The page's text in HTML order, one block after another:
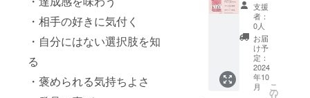
・相手の好きに気付く
・自分にはない選択肢を知
る
・褒められる気持ちよさ
ポンと
軽く叩
くよう
に押さ
えて拭
き取っ
てくだ
さい。
す。
（※）シ
ステム
利用料
支援金
額が1万
円未満
の場
合：228
-----------
-----------
・※支援
者の方
から支
援時
に、別
途ご協
力費
別途ご
協力費
（7％＋
税）を
いただ
いてお
りま
す。 ・
なお、1
配布
先） ・
協賛く
ださる
企業・
団体様
・コン
クール
出展者
自由に
指定し
ていた
だけま
期間：
2024年
10月配
ござい
ます。
《リ
ターン
特典》
●コン
クール
案内チ
支援
者：
0人
お届
け予
定：
2024
年10
月
こ
の